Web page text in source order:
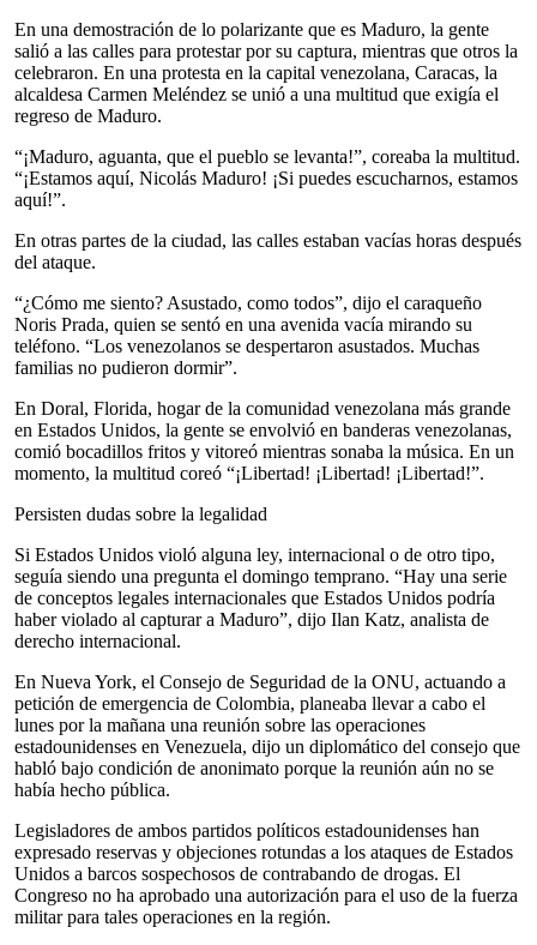
En una demostración de lo polarizante que es Maduro, la gente
salió a las calles para protestar por su captura, mientras que otros la
celebraron. En una protesta en la capital venezolana, Caracas, la
alcaldesa Carmen Meléndez se unió a una multitud que exigía el
regreso de Maduro.
“¡Maduro, aguanta, que el pueblo se levanta!”, coreaba la multitud.
“¡Estamos aquí, Nicolás Maduro! ¡Si puedes escucharnos, estamos
aquí!”.
En otras partes de la ciudad, las calles estaban vacías horas después
del ataque.
“¿Cómo me siento? Asustado, como todos”, dijo el caraqueño
Noris Prada, quien se sentó en una avenida vacía mirando su
teléfono. “Los venezolanos se despertaron asustados. Muchas
familias no pudieron dormir”.
En Doral, Florida, hogar de la comunidad venezolana más grande
en Estados Unidos, la gente se envolvió en banderas venezolanas,
comió bocadillos fritos y vitoreó mientras sonaba la música. En un
momento, la multitud coreó “¡Libertad! ¡Libertad! ¡Libertad!”.
Persisten dudas sobre la legalidad
Si Estados Unidos violó alguna ley, internacional o de otro tipo,
seguía siendo una pregunta el domingo temprano. “Hay una serie
de conceptos legales internacionales que Estados Unidos podría
haber violado al capturar a Maduro”, dijo Ilan Katz, analista de
derecho internacional.
En Nueva York, el Consejo de Seguridad de la ONU, actuando a
petición de emergencia de Colombia, planeaba llevar a cabo el
lunes por la mañana una reunión sobre las operaciones
estadounidenses en Venezuela, dijo un diplomático del consejo que
habló bajo condición de anonimato porque la reunión aún no se
había hecho pública.
Legisladores de ambos partidos políticos estadounidenses han
expresado reservas y objeciones rotundas a los ataques de Estados
Unidos a barcos sospechosos de contrabando de drogas. El
Congreso no ha aprobado una autorización para el uso de la fuerza
militar para tales operaciones en la región.